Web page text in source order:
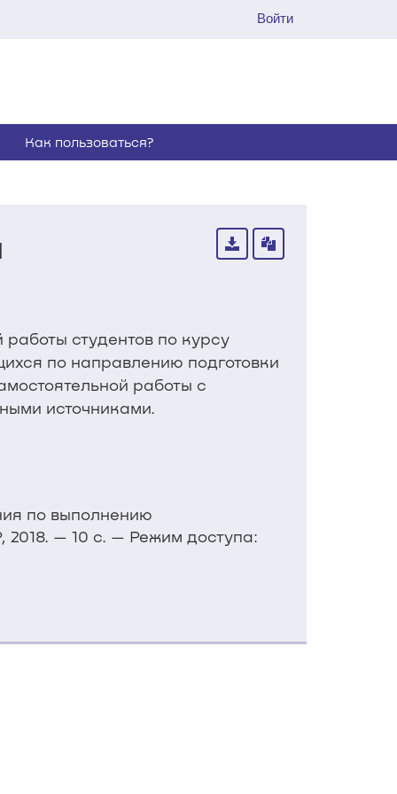
Войти
Как пользоваться?
студентов по курсу
по направлению подготовки
работы с
источниками.
по выполнению
— 10 с. — Режим доступа: